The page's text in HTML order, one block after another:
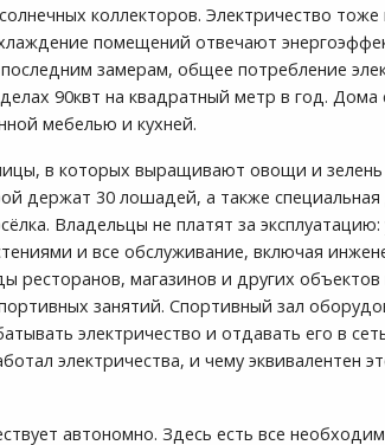
коллекторов. Электричество тоже
помещений отвечают
замерам, общее потребление
90квт на квадратный метр в год.
мебелью и кухней.
в которых выращивают овощи и
держат 30 лошадей, а также специальная
Владельцы не платят за
и все обслуживание, включая
ресторанов, магазинов и других
занятий. Спортивный зал
электричество и отдавать его в
электричества, и чему эквивалентен
автономно. Здесь есть все